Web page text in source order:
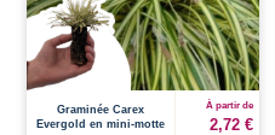
Graminée Carex
Evergold en mini-motte
À partir de
2,72 €